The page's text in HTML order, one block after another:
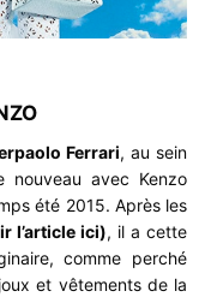
Ferrari, au sein
nouveau avec Kenzo
été 2015. Après les
l’article ici), il a cette
comme perché
et vêtements de la